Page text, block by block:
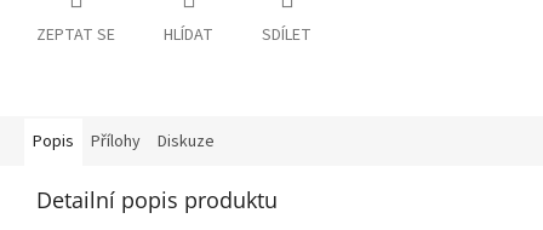
ZEPTAT SE HLÍDAT SDÍLET
Popis Přílohy Diskuze
Detailní popis produktu